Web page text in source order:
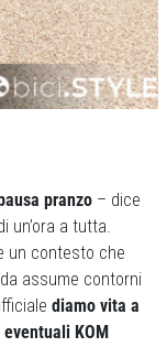
pranzo – dice
un’ora a tutta.
un contesto che
assume contorni
diamo vita a
KOM